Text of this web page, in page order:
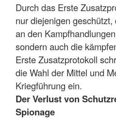
Durch das Erste
nur diejenigen
an den
sondern auch die
Erste Zusatzprotokoll
die Wahl der Mittel und
Kriegführung ein.
Der Verlust von
Spionage